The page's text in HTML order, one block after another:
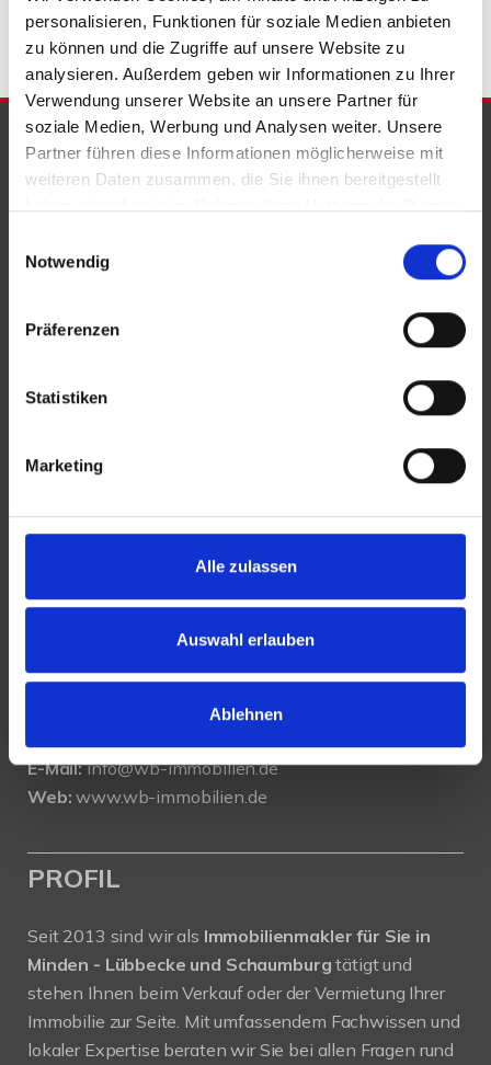
personalisieren, Funktionen für soziale Medien anbieten
zu können und die Zugriffe auf unsere Website zu
analysieren. Außerdem geben wir Informationen zu Ihrer
Verwendung unserer Website an unsere Partner für
soziale Medien, Werbung und Analysen weiter. Unsere
Partner führen diese Informationen möglicherweise mit
weiteren Daten zusammen, die Sie ihnen bereitgestellt
Notwendig
Präferenzen
Statistiken
Marketing
Alle zulassen
Auswahl erlauben
Ablehnen
PARTNER & AUSZEICHNUNGEN
KONTAKT
WeserBergland Immobilien
Portastraße 36
Tel.:0571 - 597 265 17
0571 - 870 490 05
E-Mail:info@wb-immobilien.de
Web: www.wb-immobilien.de
PROFIL
Seit 2013 sind wir als Immobilienmakler für Sie in
Minden - Lübbecke und Schaumburgtätigt und
stehen Ihnen beim Verkauf oder der Vermietung Ihrer
Immobilie zur Seite. Mit umfassendem Fachwissen und
lokaler Expertise beraten wir Sie bei allen Fragen rund